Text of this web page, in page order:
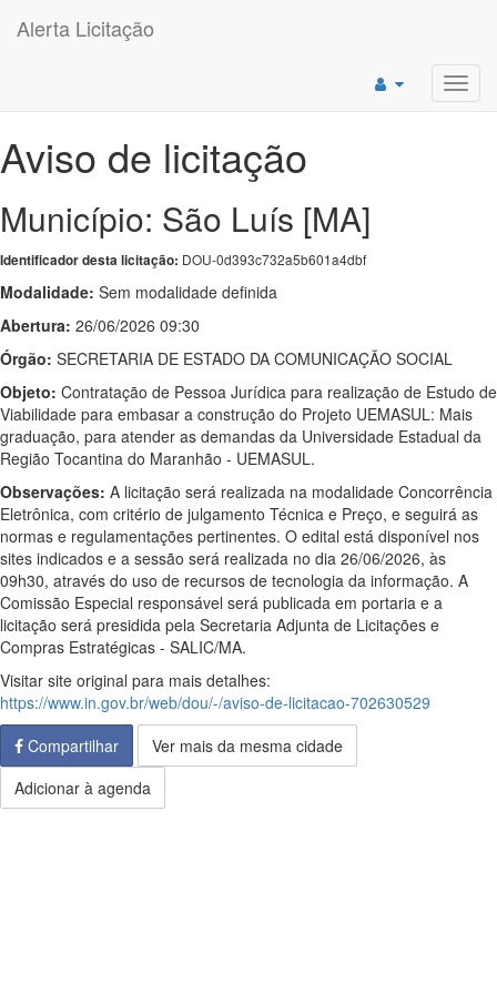
Alerta Licitação
Aviso de licitação
Município: São Luís [MA]
Identificador desta licitação: DOU-0d393c732a5b601a4dbf
Modalidade: Sem modalidade definida
Abertura: 26/06/2026 09:30
Órgão: SECRETARIA DE ESTADO DA COMUNICAÇÃO SOCIAL
Objeto: Contratação de Pessoa Jurídica para realização de Estudo de
Viabilidade para embasar a construção do Projeto UEMASUL: Mais
graduação, para atender as demandas da Universidade Estadual da
Região Tocantina do Maranhão - UEMASUL.
Observações: A licitação será realizada na modalidade Concorrência
Eletrônica, com critério de julgamento Técnica e Preço, e seguirá as
normas e regulamentações pertinentes. O edital está disponível nos
sites indicados e a sessão será realizada no dia 26/06/2026, às
09h30, através do uso de recursos de tecnologia da informação. A
Comissão Especial responsável será publicada em portaria e a
licitação será presidida pela Secretaria Adjunta de Licitações e
Compras Estratégicas - SALIC/MA.
Visitar site original para mais detalhes:
https://www.in.gov.br/web/dou/-/aviso-de-licitacao-702630529
Compartilhar
Ver mais da mesma cidade
Adicionar à agenda